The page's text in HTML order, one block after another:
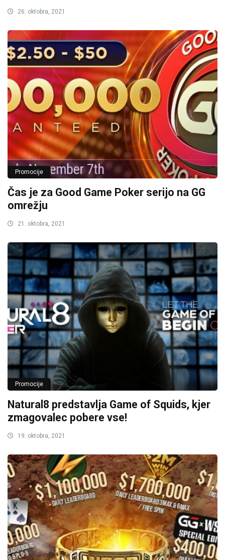
26. oktobra, 2021
Promocije
Čas je za Good Game Poker serijo na GG
omrežju
21. oktobra, 2021
Promocije
Natural8 predstavlja Game of Squids, kjer
zmagovalec pobere vse!
19. oktobra, 2021